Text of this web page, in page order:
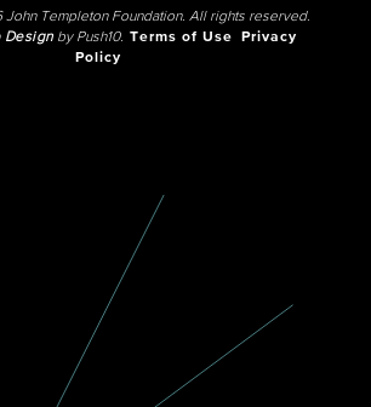
Templeton Foundation. All rights reserved.
Designby Push10. Terms of Use
Privacy
Policy